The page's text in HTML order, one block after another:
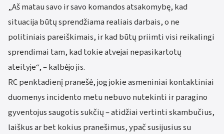
„Aš matau savo ir savo komandos atsakomybę, kad
situacija būtų sprendžiama realiais darbais, o ne
politiniais pareiškimais, ir kad būtų priimti visi reikalingi
sprendimai tam, kad tokie atvejai nepasikartotų
ateityje“, – kalbėjo jis.
RC penktadienį pranešė, jog jokie asmeniniai kontaktiniai
duomenys incidento metu nebuvo nutekinti ir paragino
gyventojus saugotis sukčių – atidžiai vertinti skambučius,
laiškus ar bet kokius pranešimus, ypač susijusius su